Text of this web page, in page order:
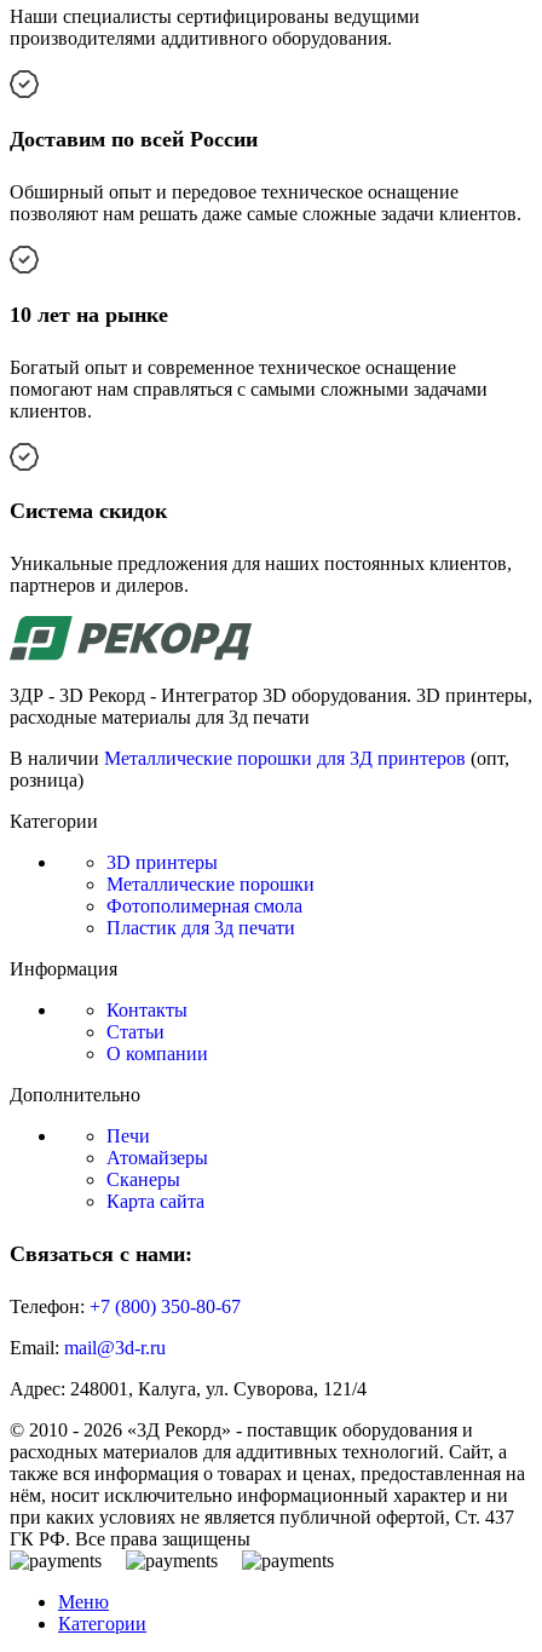
Наши специалисты сертифицированы ведущими
производителями аддитивного оборудования.
Доставим по всей России
Обширный опыт и передовое техническое оснащение
позволяют нам решать даже самые сложные задачи клиентов.
10 лет на рынке
Богатый опыт и современное техническое оснащение
помогают нам справляться с самыми сложными задачами
клиентов.
Cистема скидок
Уникальные предложения для наших постоянных клиентов,
партнеров и дилеров.
3ДР - 3D Рекорд - Интегратор 3D оборудования. 3D принтеры,
расходные материалы для 3д печати
В наличии Металлические порошки для 3Д принтеров (опт,
розница)
Категории
3D принтеры
Металлические порошки
Фотополимерная смола
Пластик для 3д печати
Информация
Контакты
Статьи
О компании
Дополнительно
Печи
Атомайзеры
Сканеры
Карта сайта
Связаться с нами:
Телефон: +7 (800) 350-80-67
Email: mail@3d-r.ru
Адрес: 248001, Калуга, ул. Суворова, 121/4
© 2010 - 2026 «3Д Рекорд» - поставщик оборудования и
расходных материалов для аддитивных технологий. Сайт, а
также вся информация о товарах и ценах, предоставленная на
нём, носит исключительно информационный характер и ни
при каких условиях не является публичной офертой, Ст. 437
ГК РФ. Все права защищены
Меню
Категории